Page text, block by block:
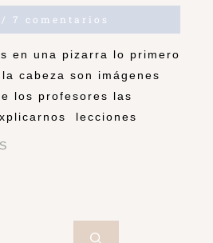
7 comentarios
en una pizarra lo primero
cabeza son imágenes
los profesores las
lecciones